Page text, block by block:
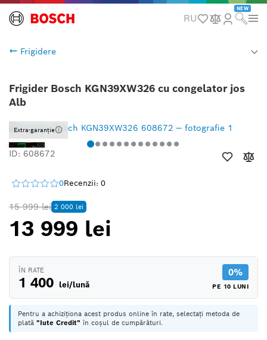
RU
NEW
Frigidere
Frigider Bosch KGN39XW326 cu congelator jos
Alb
Extra-garanție
ID: 608672
0Recenzii: 0
15 999 lei 2 000 lei
13 999 lei
ÎN RATE
1 400 lei/lună
0%
PE 10 LUNI
Pentru a achiziționa acest produs online în rate, selectați metoda de
plată "Iute Credit" în coșul de cumpărături.